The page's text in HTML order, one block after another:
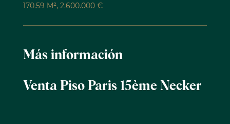
170.59 M², 2.600.000 €
Más información
Venta Piso Paris 15ème Necker